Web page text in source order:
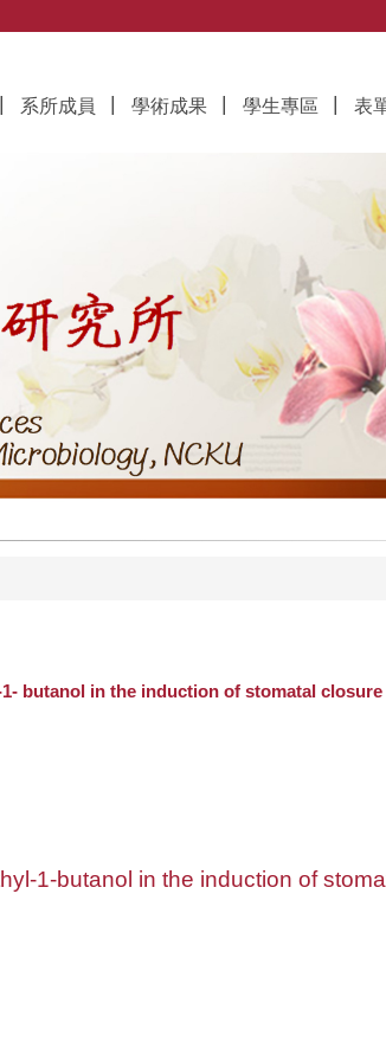
系所成員 學術成果 學生專區 表
butanol in the induction of stomatal
1-butanol in the induction of